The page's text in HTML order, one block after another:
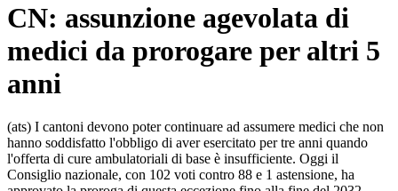
CN: assunzione agevolata di
medici da prorogare per altri 5
anni
(ats) I cantoni devono poter continuare ad assumere medici che non
hanno soddisfatto l'obbligo di aver esercitato per tre anni quando
l'offerta di cure ambulatoriali di base è insufficiente. Oggi il
Consiglio nazionale, con 102 voti contro 88 e 1 astensione, ha